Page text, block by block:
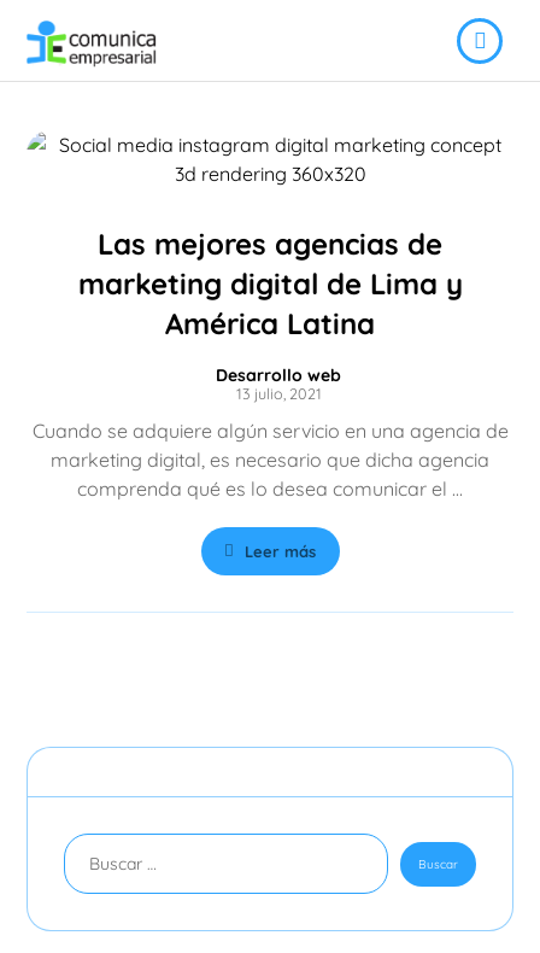
Las mejores agencias de
marketing digital de Lima y
América Latina
Desarrollo web
13 julio, 2021
Cuando se adquiere algún servicio en una agencia de
marketing digital, es necesario que dicha agencia
comprenda qué es lo desea comunicar el ...
Leer más